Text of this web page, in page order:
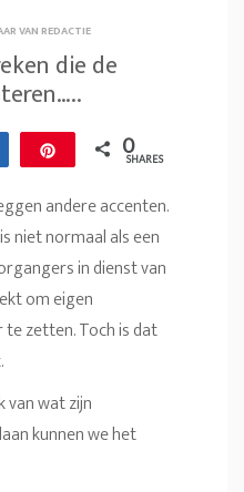
VAN REDACTIE
die de
Share 0
SHARES
andere accenten.
niet normaal als een
in dienst van
om eigen
zetten. Toch is dat
van wat zijn
kunnen we het